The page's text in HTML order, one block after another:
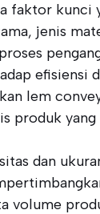
faktor kunci
jenis
efisiensi
lem
produk
dan
volume